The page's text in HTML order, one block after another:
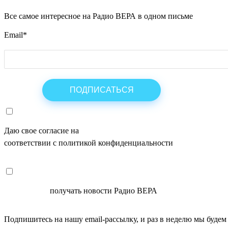
Все самое интересное на Радио ВЕРА в одном письме
Email*
Даю свое согласие на
соответствии с политикой конфиденциальности
получать новости Радио ВЕРА
Подпишитесь на нашу email-рассылку, и раз в неделю мы будем